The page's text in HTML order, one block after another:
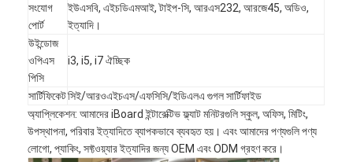
এখন চ্যাট করুন
আইআর ইন্টারেক্টিভ হোয়াইটবোর্ড
ইনফ্রারেড ইন্টারেক্টিভ হোয়াইটবোর্ড
সংযোগ
পোর্ট
ইউএসবি, এইচডিএমআই, টাইপ-সি, আরএস232, আরজে45, অডিও,
ইত্যাদি।
উইন্ডোজ
ওপিএস
পিসি
i3, i5, i7 ঐচ্ছিক
সার্টিফিকেটসিই/আরওএইচএস/এফসিসি/ইডিএলএ গুগল সার্টিফাইড
অ্যাপ্লিকেশন: আমাদের iBoard ইন্টারেক্টিভ ফ্ল্যাট মনিটরগুলি স্কুল, অফিস, মিটিং,
উপস্থাপনা, পরিবার ইত্যাদিতে ব্যাপকভাবে ব্যবহৃত হয়। এবং আমাদের পণ্যগুলি পণ্য
লোগো, প্যাকিং, সফ্টওয়্যার ইত্যাদির জন্য OEM এবং ODM গ্রহণ করে।